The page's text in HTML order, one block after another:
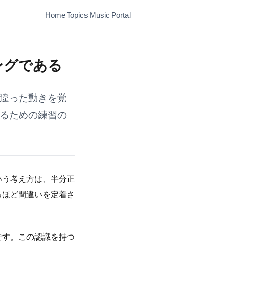
HomeTopics Music Portal
である
った動きを覚
ための練習の
考え方は、半分正
ど間違いを定着さ
す。この認識を持つ